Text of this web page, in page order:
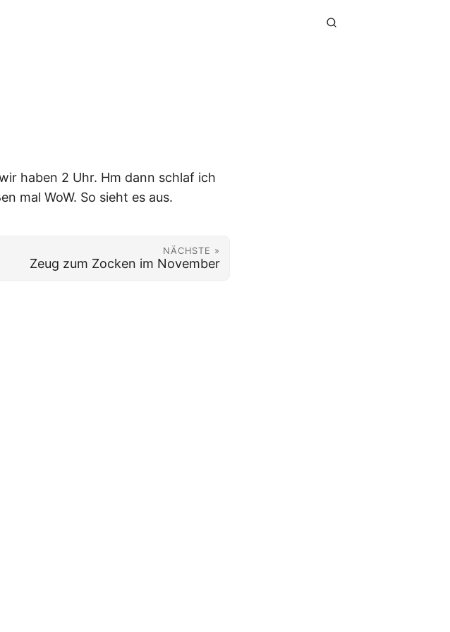
haben 2 Uhr. Hm dann schlaf ich
mal WoW. So sieht es aus.
NÄCHSTE »
Zeug zum Zocken im November